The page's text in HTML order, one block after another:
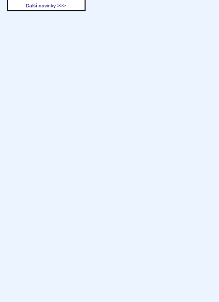
Další novinky >>>